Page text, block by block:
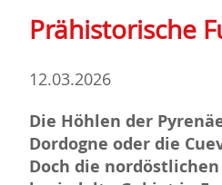
Prähistorische
12.03.2026
Die Höhlen der
Dordogne oder die
Doch die